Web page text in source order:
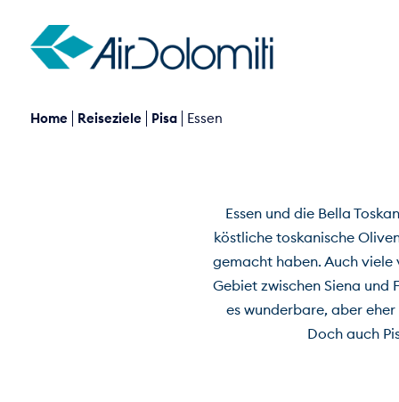
Home Reiseziele Pisa Essen
Essen und die Bella
köstliche toskanische
gemacht haben. Auch viele
Gebiet zwischen Siena und
es wunderbare, aber
Doch auch